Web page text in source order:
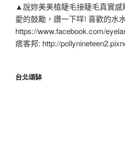
▲說妳美美植睫毛接睫毛真實感
愛的鼓勵，讚一下咩! 喜歡的水
https://www.facebook.com/
痞客邦: http://
台北頌缽